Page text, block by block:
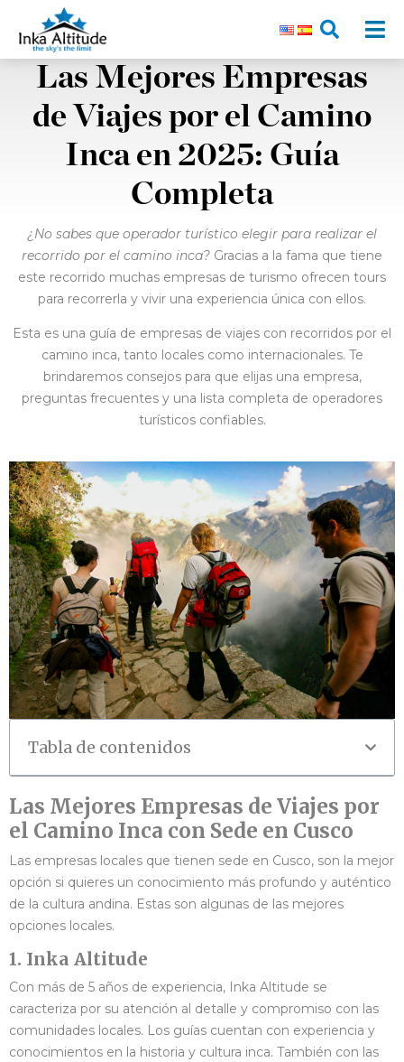
Las Mejores Empresas
de Viajes por el Camino
Inca en 2025: Guía
Completa
¿No sabes que operador turístico elegir para realizar el
recorrido por el camino inca? Gracias a la fama que tiene
este recorrido muchas empresas de turismo ofrecen tours
para recorrerla y vivir una experiencia única con ellos.
Esta es una guía de empresas de viajes con recorridos por el
camino inca, tanto locales como internacionales. Te
brindaremos consejos para que elijas una empresa,
preguntas frecuentes y una lista completa de operadores
turísticos confiables.
Tabla de contenidos
Las Mejores Empresas de Viajes por
el Camino Inca con Sede en Cusco
Las empresas locales que tienen sede en Cusco, son la mejor
opción si quieres un conocimiento más profundo y auténtico
de la cultura andina. Estas son algunas de las mejores
opciones locales.
1. Inka Altitude
Con más de 5 años de experiencia, Inka Altitude se
caracteriza por su atención al detalle y compromiso con las
comunidades locales. Los guías cuentan con experiencia y
conocimientos en la historia y cultura inca. También con las